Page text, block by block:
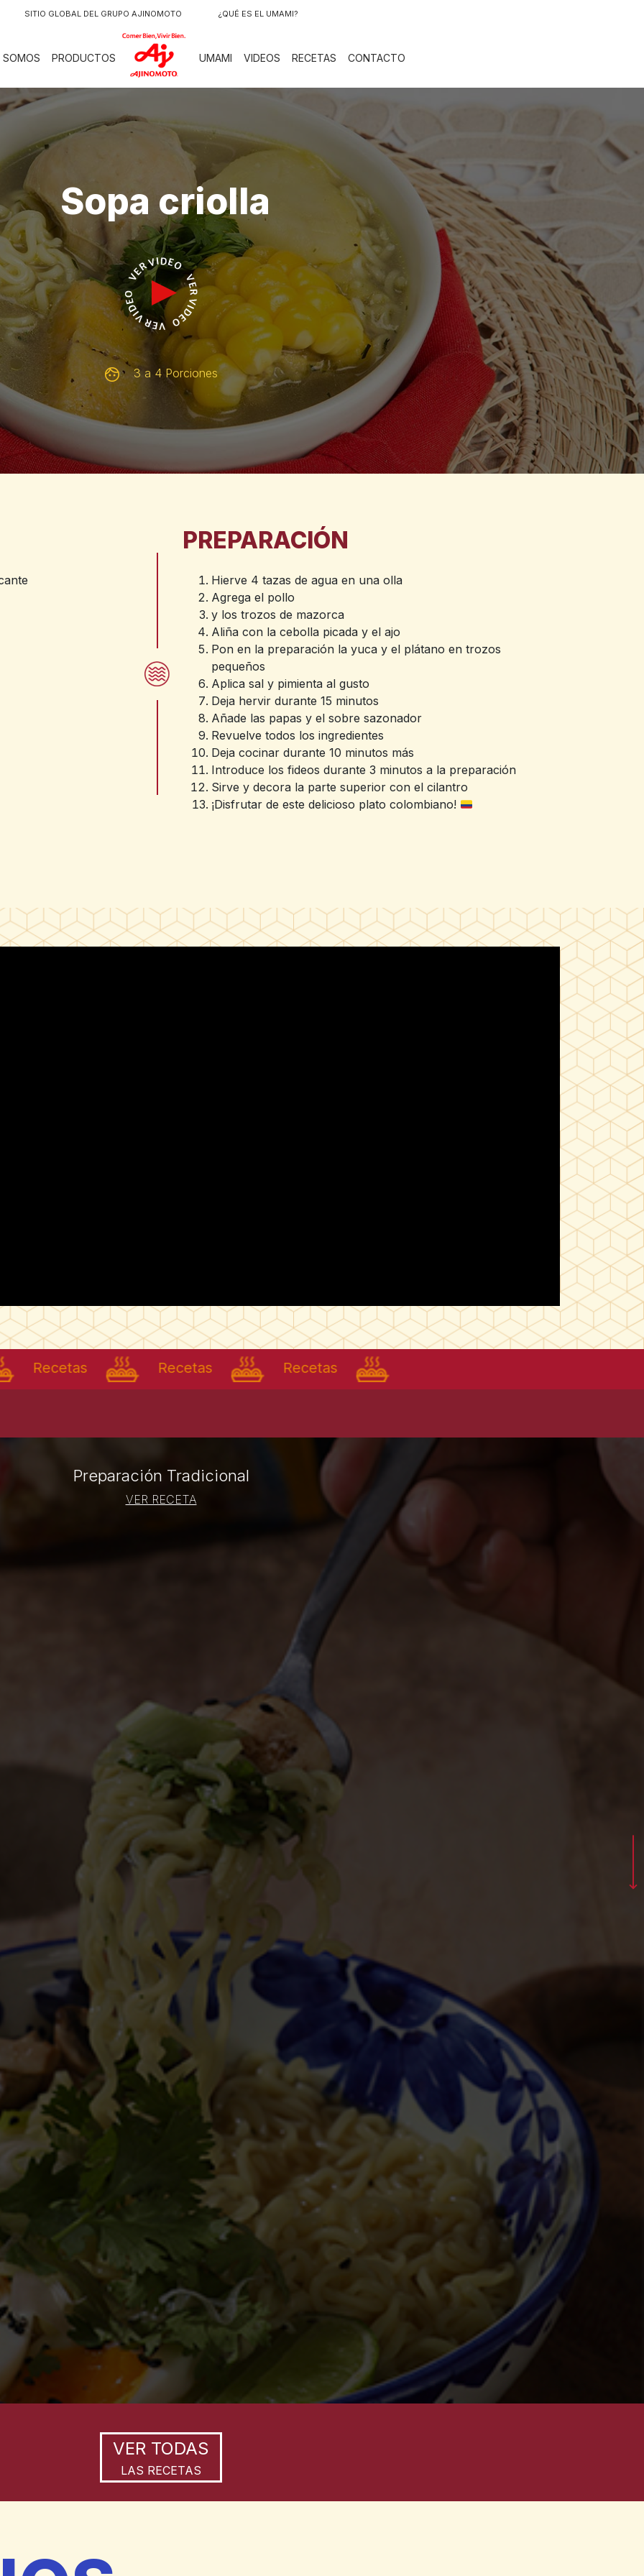
SITIO GLOBAL DEL GRUPO AJINOMOTO ¿QUÉ ES EL UMAMI?
SOMOS PRODUCTOS
LOGO
UMAMI
VIDEOS RECETAS CONTACTO
Sopa criolla
3 a 4 Porciones
PREPARACIÓN
Hierve 4 tazas de agua en una olla
Agrega el pollo
y los trozos de mazorca
Aliña con la cebolla picada y el ajo
Pon en la preparación la yuca y el plátano en trozos
pequeños
Aplica sal y pimienta al gusto
Deja hervir durante 15 minutos
Añade las papas y el sobre sazonador
Revuelve todos los ingredientes
Deja cocinar durante 10 minutos más
Introduce los fideos durante 3 minutos a la preparación
Sirve y decora la parte superior con el cilantro
¡Disfrutar de este delicioso plato colombiano!
Recetas Recetas Recetas Recetas
Preparación Tradicional
VER RECETA
VER TODAS
LAS RECETAS